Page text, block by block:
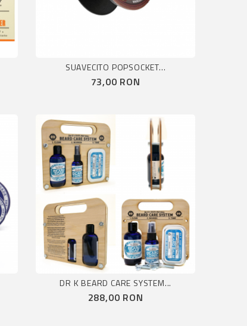
SUAVECITO POPSOCKET...
Pret
73,00 RON
DR K BEARD CARE SYSTEM...
Pret
288,00 RON